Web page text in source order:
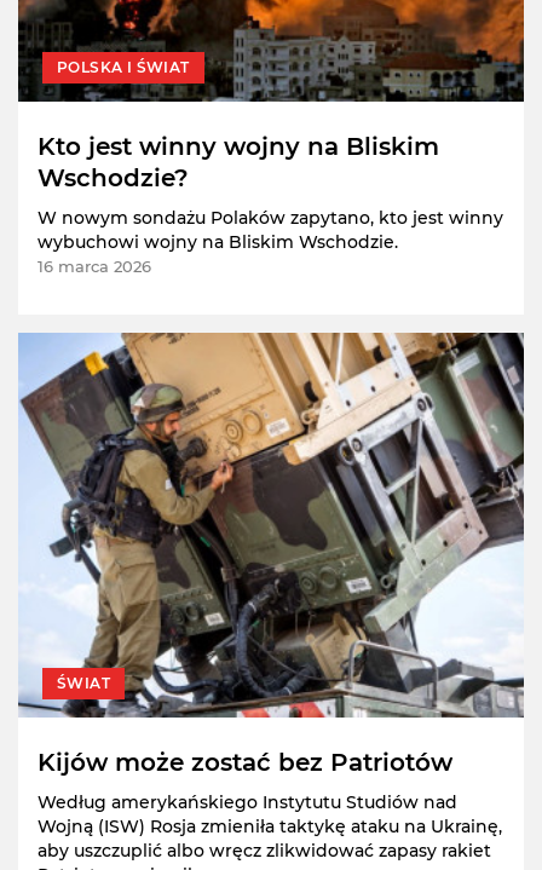
POLSKA I ŚWIAT
Kto jest winny wojny na Bliskim
Wschodzie?
W nowym sondażu Polaków zapytano, kto jest winny
wybuchowi wojny na Bliskim Wschodzie.
16 marca 2026
ŚWIAT
Kijów może zostać bez Patriotów
Według amerykańskiego Instytutu Studiów nad
Wojną (ISW) Rosja zmieniła taktykę ataku na Ukrainę,
aby uszczuplić albo wręcz zlikwidować zapasy rakiet